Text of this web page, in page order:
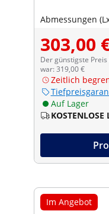
Abmessungen
303,00
Der günstigste
war: 319,00 €
Zeitlich
Auf Lager
KOSTENLOSE
Im Angebot